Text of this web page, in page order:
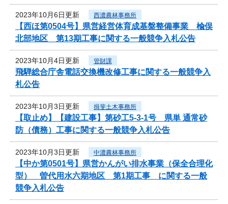
2023年10月6日更新 西濃農林事務所
【西ほ第0504号】県営経営体育成基盤整備事業 楡俣
北部地区 第13期工事に関する一般競争入札公告
2023年10月4日更新 管財課
飛騨総合庁舎電話交換機改修工事に関する一般競争入
札公告
2023年10月3日更新 揖斐土木事務所
【取止め】【建設工事】第砂工5-3-1号 県単 通常砂
防（債務）工事に関する一般競争入札公告
2023年10月3日更新 中濃農林事務所
【中か第0501号】県営かんがい排水事業（保全合理化
型） 曽代用水六期地区 第1期工事 に関する一般
競争入札公告